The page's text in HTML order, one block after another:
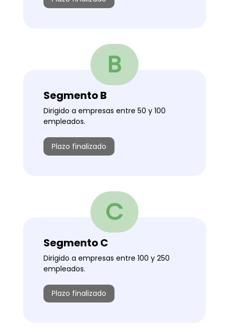
B
Segmento B
Dirigido a empresas entre 50 y 100
empleados.
Plazo finalizado
C
Segmento C
Dirigido a empresas entre 100 y 250
empleados.
Plazo finalizado